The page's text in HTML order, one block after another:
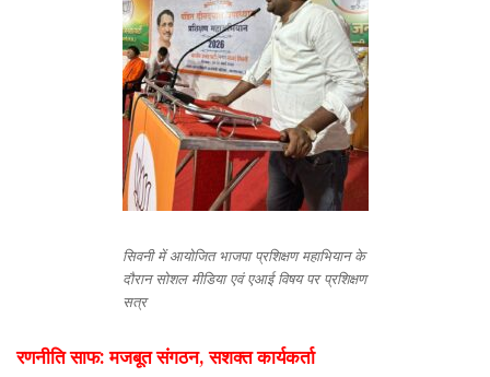
सिवनी में आयोजित भाजपा प्रशिक्षण महाभियान के
दौरान सोशल मीडिया एवं एआई विषय पर प्रशिक्षण
सत्र
रणनीति साफ: मजबूत संगठन, सशक्त कार्यकर्ता